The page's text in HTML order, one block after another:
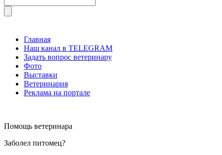
Главная
Наш канал в TELEGRAM
Задать вопрос ветеринару
Фото
Выставки
Ветеринария
Реклама на портале
Помощь ветеринара
Заболел питомец?